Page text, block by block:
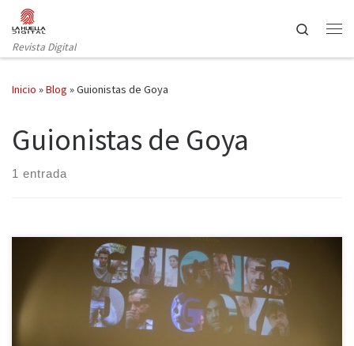
Saltar al contenido
Revista Digital
Search
Inicio »Blog »Guionistas de Goya
Guionistas de Goya
1 entrada
No tenemos más que acudir a Google para darnos cuenta de que
la convocatoria del Sindicato de Guionistas ALMA era más una
necesidad que una fiesta. El cine español, ese que nos eclipsa una